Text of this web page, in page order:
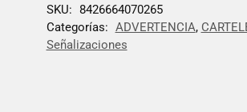
SKU: 8426664070265
Categorías: ADVERTENCIA,
Señalizaciones